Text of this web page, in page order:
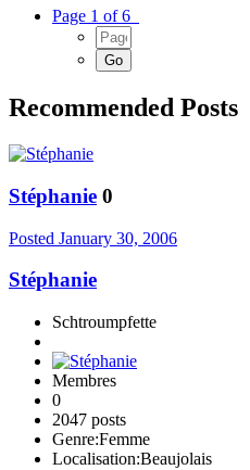
Page 1 of 6
Recommended Posts
Stéphanie 0
Posted January 30, 2006
Stéphanie
Schtroumpfette
Membres
0
2047 posts
Genre:Femme
Localisation:Beaujolais